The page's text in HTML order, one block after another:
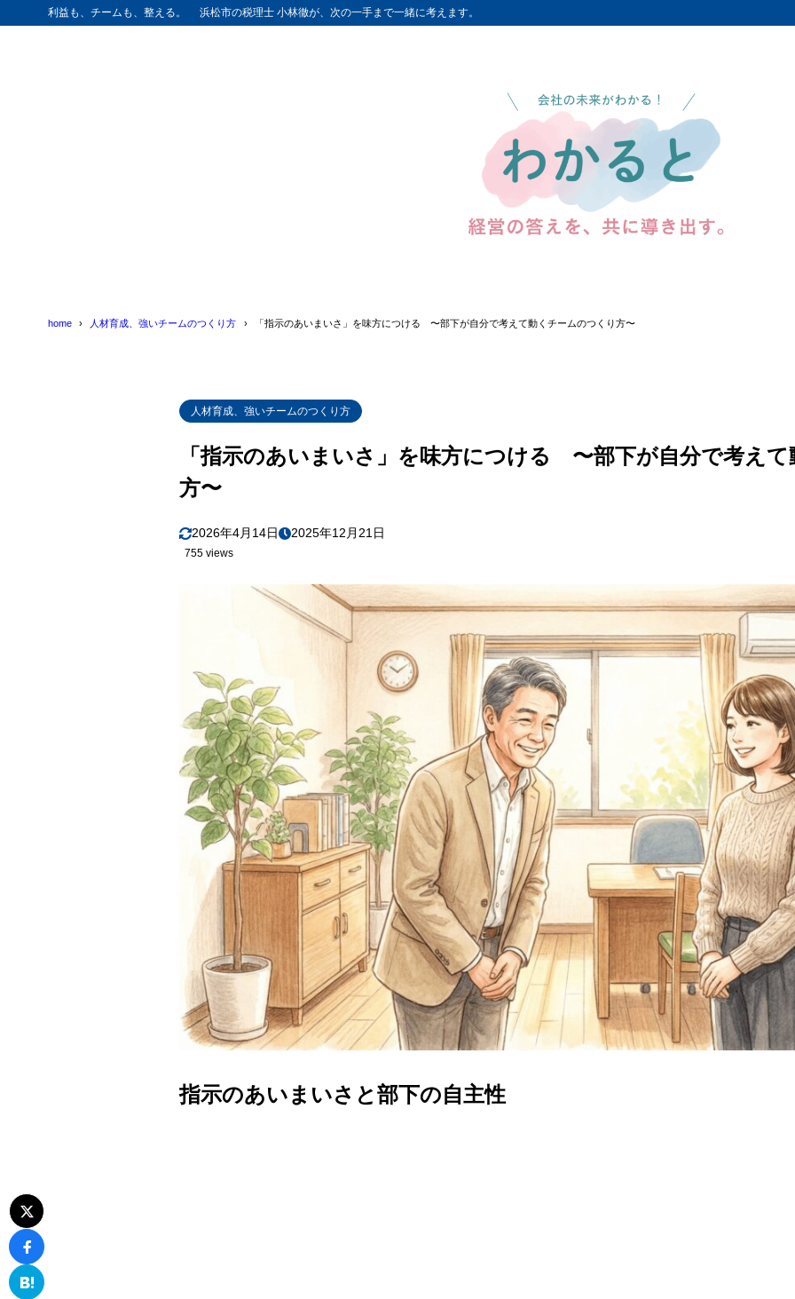
利益も、チームも、整える。 浜松市の税理士 小林徹が、次の一手まで一緒に考えます。
home 人材育成、強いチームのつくり方 「指示のあいまいさ」を味方につける 〜部下が自分で考えて動くチームのつくり方〜
人材育成、強いチームのつくり方
「指示のあいまいさ」を味方につける 〜部下が自分で考え
方〜
2026年4月14日 2025年12月21日
755 views
指示のあいまいさと部下の自主性